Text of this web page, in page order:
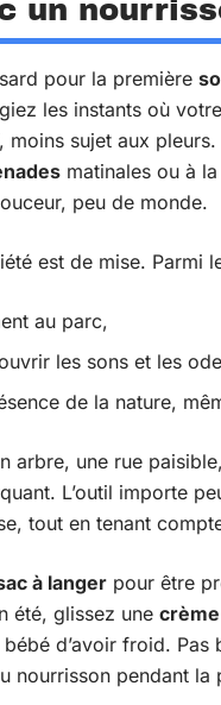
un
pour la première
les instants où
sujet aux
matinales ou à
peu de monde.
est de mise. Parmi
au parc,
les sons et les
de la nature,
arbre, une rue
L’outil importe
tout en tenant
à langer pour être
été, glissez une
d’avoir froid.
nourrisson pendant la